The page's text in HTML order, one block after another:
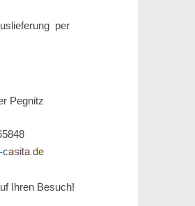
per
Pegnitz
Ihren Besuch!